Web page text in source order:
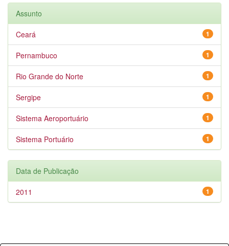
Assunto
1
Ceará
1
Pernambuco
1
Rio Grande do Norte
1
Sergipe
1
Sistema Aeroportuário
1
Sistema Portuário
Data de Publicação
1
2011